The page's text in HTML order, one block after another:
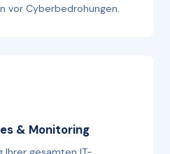
vor Cyberbedrohungen.
& Monitoring